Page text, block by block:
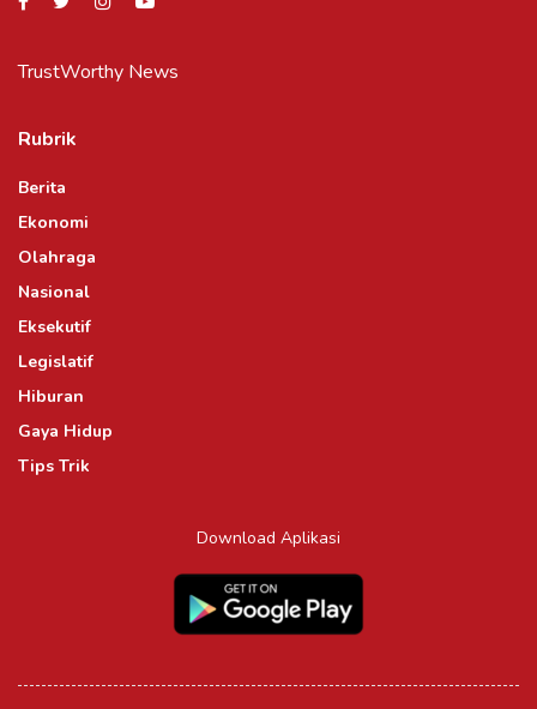
TrustWorthy News
Rubrik
Berita
Ekonomi
Olahraga
Nasional
Eksekutif
Legislatif
Hiburan
Gaya Hidup
Tips Trik
Download Aplikasi